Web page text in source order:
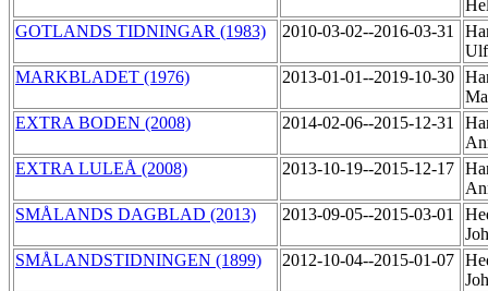
GOTLANDS TIDNINGAR (1983)
2010-03-02--2016-03-31
MARKBLADET (1976)
2013-01-01--2019-10-30
EXTRA BODEN (2008)
2014-02-06--2015-12-31
EXTRA LULEÅ (2008)
2013-10-19--2015-12-17
SMÅLANDS DAGBLAD (2013)
2013-09-05--2015-03-01
SMÅLANDSTIDNINGEN (1899)
2012-10-04--2015-01-07